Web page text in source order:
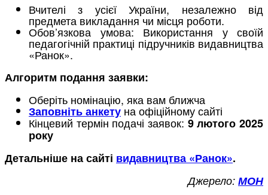
Вчителі з усієї України, незалежно від
предмета викладання чи місця роботи.
Обов’язкова умова: Використання у своїй
педагогічній практиці підручників видавництва
«Ранок».
Алгоритм подання заявки:
Оберіть номінацію, яка вам ближча
Заповніть анкетуна офіційному сайті
Кінцевий термін подачі заявок: 9 лютого 2025
року
Детальніше на сайті видавництва «Ранок».
Джерело: МОН